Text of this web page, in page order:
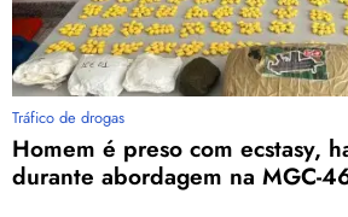
Tráfico de drogas
Homem é preso com ecstasy,
durante abordagem na MGC-